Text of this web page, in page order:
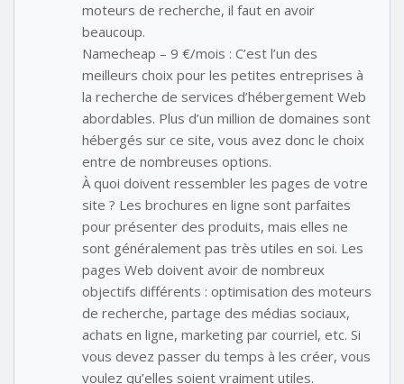
moteurs de recherche, il faut en avoir
beaucoup.
Namecheap – 9 €/mois : C’est l’un des
meilleurs choix pour les petites entreprises à
la recherche de services d’hébergement Web
abordables. Plus d’un million de domaines sont
hébergés sur ce site, vous avez donc le choix
entre de nombreuses options.
À quoi doivent ressembler les pages de votre
site ? Les brochures en ligne sont parfaites
pour présenter des produits, mais elles ne
sont généralement pas très utiles en soi. Les
pages Web doivent avoir de nombreux
objectifs différents : optimisation des moteurs
de recherche, partage des médias sociaux,
achats en ligne, marketing par courriel, etc. Si
vous devez passer du temps à les créer, vous
voulez qu’elles soient vraiment utiles.